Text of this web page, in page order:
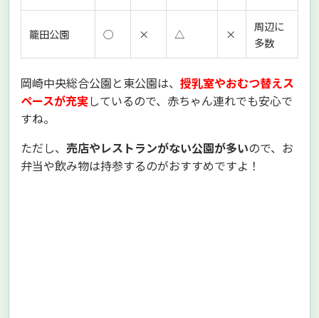
籠田公園 ◯ × △ ×
周辺に
多数
岡崎中央総合公園と東公園は、 授乳室やおむつ替えス
ペースが充実しているので、赤ちゃん連れでも安心で
すね。
ただし、 売店やレストランがない公園が多いので、お
弁当や飲み物は持参するのがおすすめですよ！